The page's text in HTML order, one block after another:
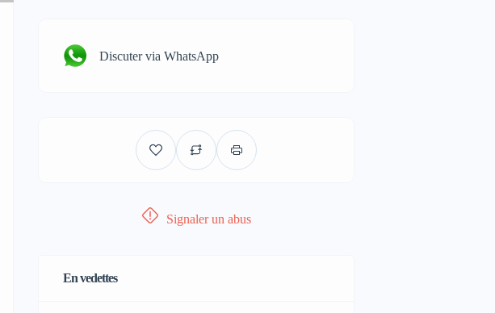
Discuter via WhatsApp
Signaler un abus
En vedettes